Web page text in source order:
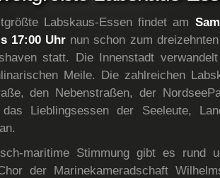
Labskaus-Essen findet am
17:00 Uhr nun schon zum
statt. Die Innenstadt
Meile. Die zahlreichen
den Nebenstraßen, der
das Lieblingsessen der Seeleute,
maritime Stimmung gibt es rund
der Marinekameradschaft